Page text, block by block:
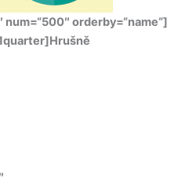
orderby=“name“]